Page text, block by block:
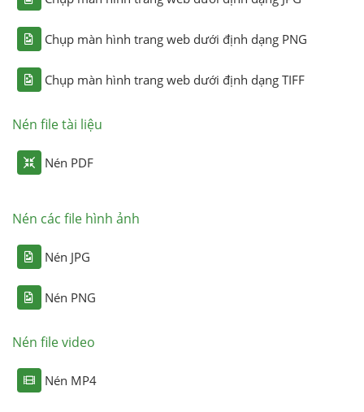
Chụp màn hình trang web dưới định dạng PNG
Chụp màn hình trang web dưới định dạng TIFF
Nén file tài liệu
Nén PDF
Nén các file hình ảnh
Nén JPG
Nén PNG
Nén file video
Nén MP4